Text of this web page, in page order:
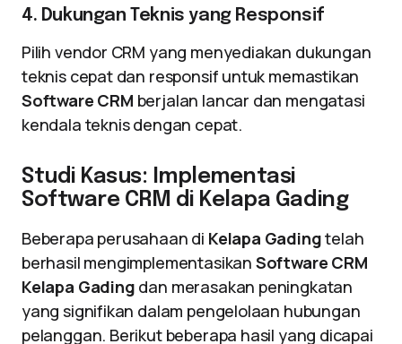
4. Dukungan Teknis yang Responsif
Pilih vendor CRM yang menyediakan dukungan
teknis cepat dan responsif untuk memastikan
Software CRM berjalan lancar dan mengatasi
kendala teknis dengan cepat.
Studi Kasus: Implementasi
Software CRM di Kelapa Gading
Beberapa perusahaan di Kelapa Gadingtelah
berhasil mengimplementasikan Software CRM
Kelapa Gading dan merasakan peningkatan
yang signifikan dalam pengelolaan hubungan
pelanggan. Berikut beberapa hasil yang dicapai